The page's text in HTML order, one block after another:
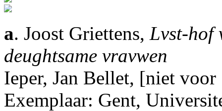
a. Joost Griettens, Lvst-hof
deughtsame vravwen
Ieper, Jan Bellet, [niet
Exemplaar: Gent,